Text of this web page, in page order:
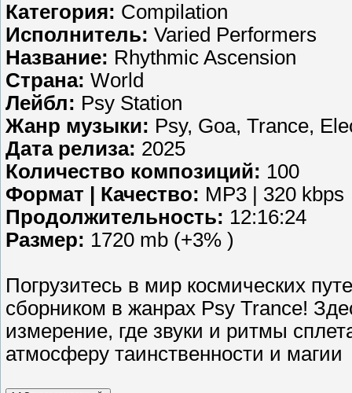
Категория: Compilation
Исполнитель: Varied Performers
Название: Rhythmic Ascension
Страна: World
Лейбл: Psy Station
Жанр музыки: Psy, Goa, Trance,
Дата релиза: 2025
Количество композиций: 100
Формат | Качество: MP3 | 320 kbps
Продолжительность: 12:16:24
Размер: 1720 mb (+3% )
Погрузитесь в мир космических
сборником в жанрах Psy Trance!
измерение, где звуки и ритмы
атмосферу таинственности и магии